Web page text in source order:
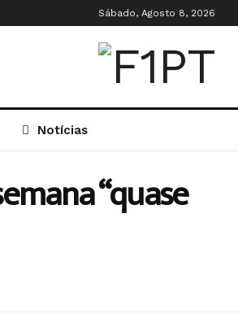
Sábado, Agosto 8, 2026
Notícias
“quase